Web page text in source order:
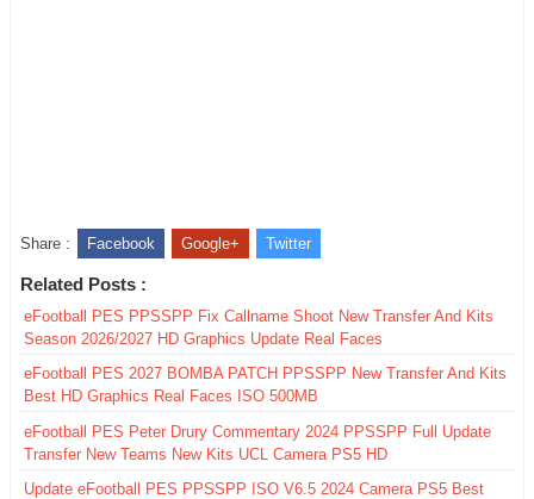
Share : Facebook Google+ Twitter
Related Posts :
eFootball PES PPSSPP Fix Callname Shoot New Transfer And Kits
Season 2026/2027 HD Graphics Update Real Faces
eFootball PES 2027 BOMBA PATCH PPSSPP New Transfer And Kits
Best HD Graphics Real Faces ISO 500MB
eFootball PES Peter Drury Commentary 2024 PPSSPP Full Update
Transfer New Teams New Kits UCL Camera PS5 HD
Update eFootball PES PPSSPP ISO V6.5 2024 Camera PS5 Best